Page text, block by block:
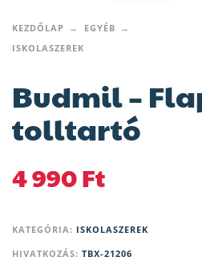
KEZDŐLAP
EGYÉB
ISKOLASZEREK
Budmil –
tolltartó
4 990Ft
KATEGÓRIA: ISKOLASZEREK
HIVATKOZÁS: TBX-21206